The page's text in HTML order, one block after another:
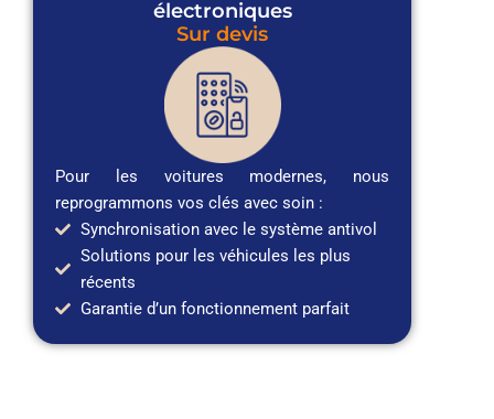
électroniques
Sur devis
Pour les voitures modernes, nous
reprogrammons vos clés avec soin :
Synchronisation avec le système antivol
Solutions pour les véhicules les plus
récents
Garantie d’un fonctionnement parfait